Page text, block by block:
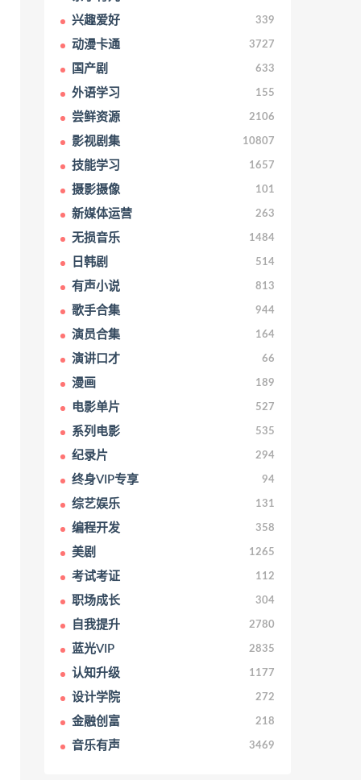
兴趣爱好 339
动漫卡通 3727
国产剧 633
外语学习 155
尝鲜资源 2106
影视剧集 10807
技能学习 1657
摄影摄像 101
新媒体运营 263
无损音乐 1484
日韩剧 514
有声小说 813
歌手合集 944
演员合集 164
演讲口才 66
漫画 189
电影单片 527
系列电影 535
纪录片 294
终身VIP专享 94
综艺娱乐 131
编程开发 358
美剧 1265
考试考证 112
职场成长 304
自我提升 2780
蓝光VIP 2835
认知升级 1177
设计学院 272
金融创富 218
音乐有声 3469